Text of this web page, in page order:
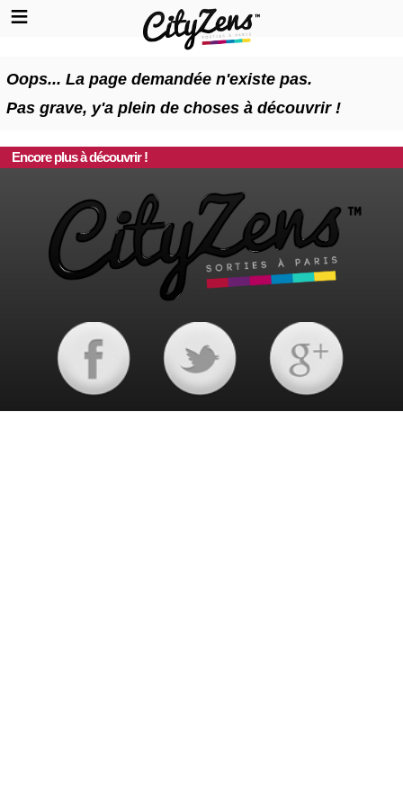
Oops... La page demandée n'existe pas.
Pas grave, y'a plein de choses à découvrir !
Encore plus à découvrir !